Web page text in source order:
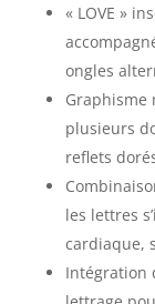
« LOVE »
ongles
Graphisme
plusieurs
reflets
les lettres
cardiaque,
Intégration